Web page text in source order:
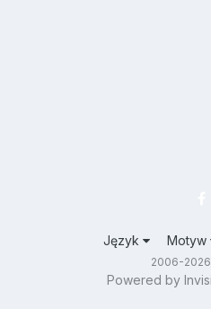
Język Motyw
2006-2026
Powered by